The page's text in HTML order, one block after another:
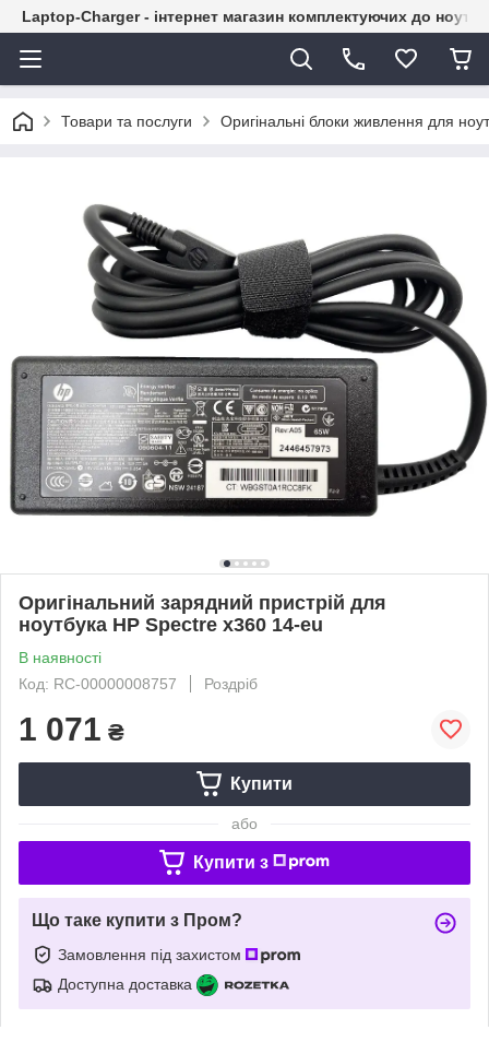
Laptop-Charger - інтернет магазин комплектуючих до
Товари та послуги Оригінальні блоки живлення для
Оригінальний зарядний пристрій для
ноутбука HP Spectre x360 14-eu
В наявності
Код: RC-00000008757
Роздріб
1 071 ₴
Купити
або
Купити з
Що таке купити з Пром?
Замовлення під захистом
Доступна доставка